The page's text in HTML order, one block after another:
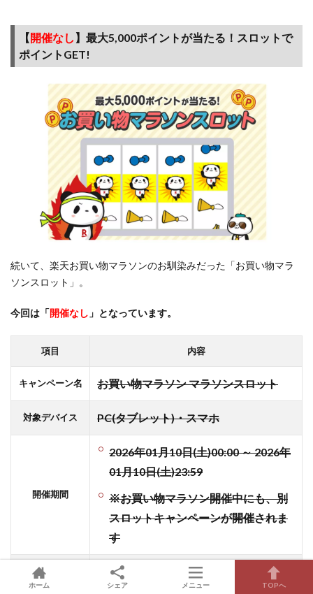
ト
5
お得
物方
法
【開催なし 】最大5,000ポイントが当たる！スロットで
ポイントGET!
続いて、楽天お買い物マラソンのお馴染みだった「お買い物マラ
ソンスロット」。
今回は 「開催なし 」となっています。
項目 内容
キャンペーン名 お買い物マラソン マラソンスロット
対象デバイス PC(タブレット)・スマホ
開催期間
2026年01月10日(土)00:00 ～ 2026年
01月10日(土)23:59
※お買い物マラソン開催中にも、別
スロットキャンペーンが開催されま
す
参加回数
1人1開催期間につき、PC・スマホ端末
のいずれかから1回参加可能
ホーム シェア メニュー TOPへ